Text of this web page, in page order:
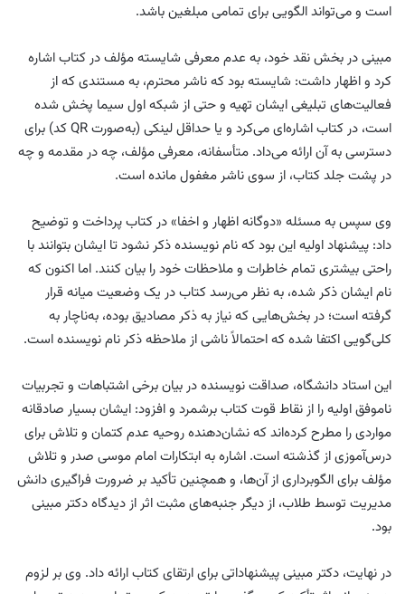
است و می‌تواند الگویی برای تمامی مبلغین باشد.
مبینی در بخش نقد خود، به عدم معرفی شایسته مؤلف در کتاب اشاره
کرد و اظهار داشت: شایسته بود که ناشر محترم، به مستندی که از
فعالیت‌های تبلیغی ایشان تهیه و حتی از شبکه اول سیما پخش شده
است، در کتاب اشاره‌ای می‌کرد و یا حداقل لینکی (به‌صورت QR کد) برای
دسترسی به آن ارائه می‌داد. متأسفانه، معرفی مؤلف، چه در مقدمه و چه
در پشت جلد کتاب، از سوی ناشر مغفول مانده است.
وی سپس به مسئله «دوگانه اظهار و اخفا» در کتاب پرداخت و توضیح
داد: پیشنهاد اولیه این بود که نام نویسنده ذکر نشود تا ایشان بتوانند با
راحتی بیشتری تمام خاطرات و ملاحظات خود را بیان کنند. اما اکنون که
نام ایشان ذکر شده، به نظر می‌رسد کتاب در یک وضعیت میانه قرار
گرفته است؛ در بخش‌هایی که نیاز به ذکر مصادیق بوده، به‌ناچار به
کلی‌گویی اکتفا شده که احتمالاً ناشی از ملاحظه ذکر نام نویسنده است.
این استاد دانشگاه، صداقت نویسنده در بیان برخی اشتباهات و تجربیات
ناموفق اولیه را از نقاط قوت کتاب برشمرد و افزود: ایشان بسیار صادقانه
مواردی را مطرح کرده‌اند که نشان‌دهنده روحیه عدم کتمان و تلاش برای
درس‌آموزی از گذشته است. اشاره به ابتکارات امام موسی صدر و تلاش
مؤلف برای الگوبرداری از آن‌ها، و همچنین تأکید بر ضرورت فراگیری دانش
مدیریت توسط طلاب، از دیگر جنبه‌های مثبت اثر از دیدگاه دکتر مبینی
بود.
در نهایت، دکتر مبینی پیشنهاداتی برای ارتقای کتاب ارائه داد. وی بر لزوم